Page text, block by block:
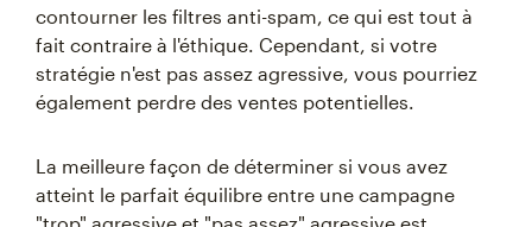
contourner les filtres anti-spam, ce qui est tout à
fait contraire à l'éthique. Cependant, si votre
stratégie n'est pas assez agressive, vous pourriez
également perdre des ventes potentielles.
La meilleure façon de déterminer si vous avez
atteint le parfait équilibre entre une campagne
"trop" agressive et "pas assez" agressive est